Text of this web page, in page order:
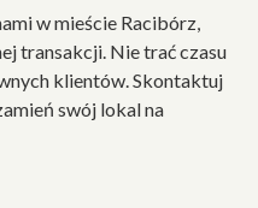
w mieście Racibórz,
transakcji. Nie trać czasu
klientów. Skontaktuj
swój lokal na